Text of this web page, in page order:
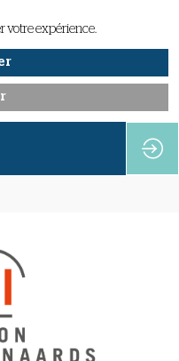
votre expérience.